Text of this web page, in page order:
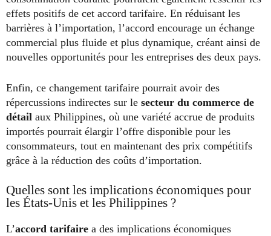
effets positifs de cet accord tarifaire. En réduisant les
barrières à l’importation, l’accord encourage un échange
commercial plus fluide et plus dynamique, créant ainsi de
nouvelles opportunités pour les entreprises des deux pays.
Enfin, ce changement tarifaire pourrait avoir des
répercussions indirectes sur le secteur du commerce de
détail aux Philippines, où une variété accrue de produits
importés pourrait élargir l’offre disponible pour les
consommateurs, tout en maintenant des prix compétitifs
grâce à la réduction des coûts d’importation.
Quelles sont les implications économiques pour
les États-Unis et les Philippines ?
L’accord tarifaire a des implications économiques